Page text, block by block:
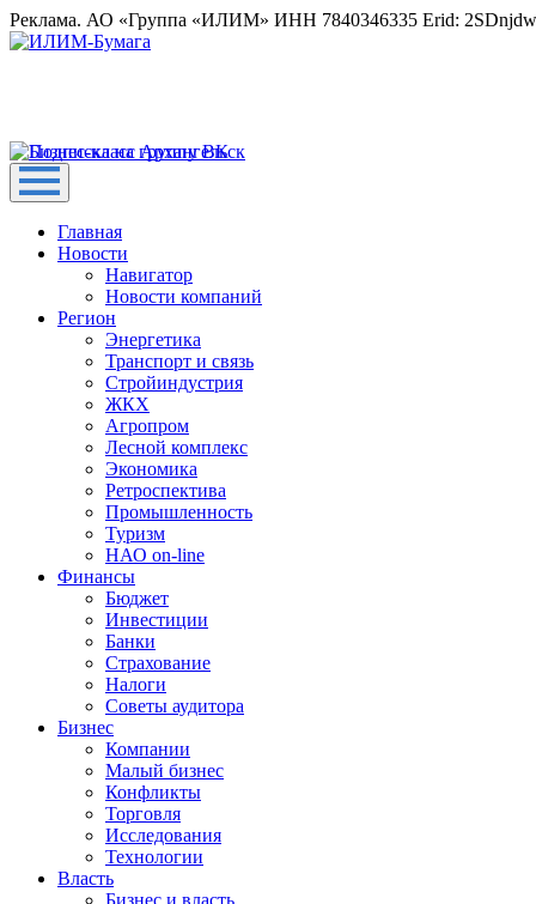
Реклама. АО «Группа «ИЛИМ» ИНН 7840346335 Erid:
Главная
Новости
Навигатор
Новости компаний
Регион
Энергетика
Транспорт и связь
Стройиндустрия
ЖКХ
Агропром
Лесной комплекс
Экономика
Ретроспектива
Промышленность
Туризм
НАО on-line
Финансы
Бюджет
Инвестиции
Банки
Страхование
Налоги
Советы аудитора
Бизнес
Компании
Малый бизнес
Конфликты
Торговля
Исследования
Технологии
Власть
Бизнес и власть